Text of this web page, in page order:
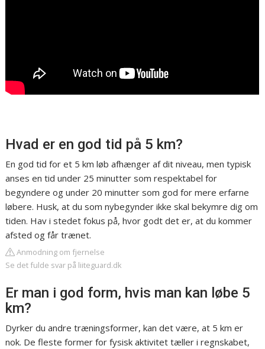
Hvad er en god tid på 5 km?
En god tid for et 5 km løb afhænger af dit niveau, men typisk
anses en tid under 25 minutter som respektabel for
begyndere og under 20 minutter som god for mere erfarne
løbere. Husk, at du som nybegynder ikke skal bekymre dig om
tiden. Hav i stedet fokus på, hvor godt det er, at du kommer
afsted og får trænet.
Anmodning om fjernelse
Se det fulde svar på liiteguard.dk
Er man i god form, hvis man kan løbe 5
km?
Dyrker du andre træningsformer, kan det være, at 5 km er
nok. De fleste former for fysisk aktivitet tæller i regnskabet,